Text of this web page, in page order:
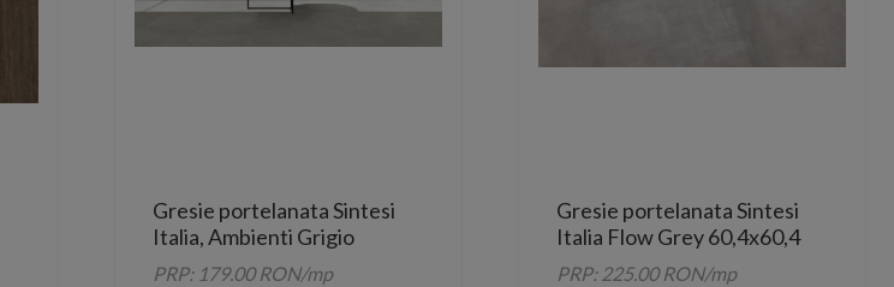
Gresie portelanata Sintesi
Italia, Ambienti Grigio
60,4x30 cm
PRP: 179.00 RON/mp
Gresie portelanata Sintesi
Italia Flow Grey 60,4x60,4
cm
PRP: 225.00 RON/mp